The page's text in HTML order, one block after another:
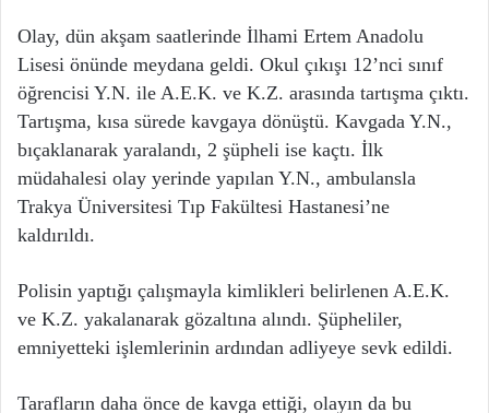
Olay, dün akşam saatlerinde İlhami Ertem Anadolu
Lisesi önünde meydana geldi. Okul çıkışı 12’nci sınıf
öğrencisi Y.N. ile A.E.K. ve K.Z. arasında tartışma çıktı.
Tartışma, kısa sürede kavgaya dönüştü. Kavgada Y.N.,
bıçaklanarak yaralandı, 2 şüpheli ise kaçtı. İlk
müdahalesi olay yerinde yapılan Y.N., ambulansla
Trakya Üniversitesi Tıp Fakültesi Hastanesi’ne
kaldırıldı.
Polisin yaptığı çalışmayla kimlikleri belirlenen A.E.K.
ve K.Z. yakalanarak gözaltına alındı. Şüpheliler,
emniyetteki işlemlerinin ardından adliyeye sevk edildi.
Tarafların daha önce de kavga ettiği, olayın da bu